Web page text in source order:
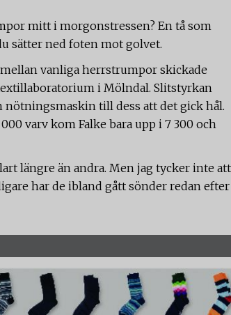
mitt i morgonstressen? En tå som
sätter ned foten mot golvet.
vanliga herrstrumpor skickade
i Mölndal. Slitstyrkan
till dess att det gick hål.
varv kom Falke bara upp i 7 300 och
längre än andra. Men jag tycker inte att
har de ibland gått sönder redan efter